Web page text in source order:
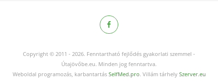
Copyright © 2011 - 2026. Fenntartható fejlődés gyakorlati szemmel -
Útajövőbe.eu. Minden jog fenntartva.
Weboldal programozás, karbantartás SelfMed.pro. Villám tárhely Szerver.eu